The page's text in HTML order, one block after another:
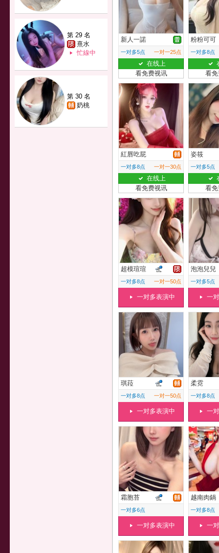
第 29 名
熹水
忙線中
第 30 名
奶桃
新人一諾
一对多5点 一对一25点
在线上
看免费视讯
粉粉可可
一对多8点
看
紅唇吃屁
一对多8点 一对一30点
在线上
看免费视讯
姿筱
一对多5点
看
超模瑄瑄
一对多8点 一对一50点
一对多表演中
泡泡兒兒
一对多5点
一
琪菈
一对多8点 一对一50点
一对多表演中
柔霓
一对多8点
一
霜胞苔
一对多6点
一对多表演中
越南肉鍋
一对多8点
一